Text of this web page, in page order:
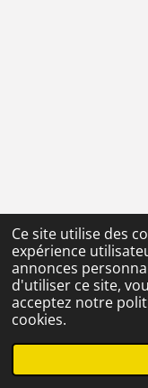
Ce site utilise des
expérience
annonces
d'utiliser ce site,
acceptez notre
cookies.